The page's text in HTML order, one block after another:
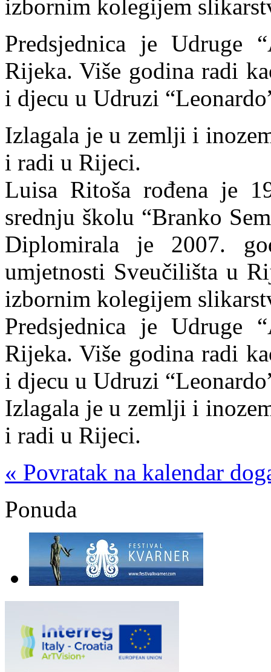
izbornim kolegijem
Predsjednica je Udruge
Rijeka. Više godina radi
i djecu u Udruzi
Izlagala je u zemlji i
i radi u Rijeci.
Luisa Ritoša rođena je
srednju školu “Branko
Diplomirala je 2007.
umjetnosti Sveučilišta u
izbornim kolegijem
Predsjednica je Udruge
Rijeka. Više godina radi
i djecu u Udruzi
Izlagala je u zemlji i
i radi u Rijeci.
« Povratak na kalendar
Ponuda